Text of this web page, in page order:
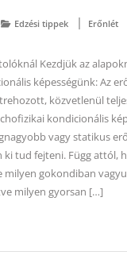
Edzési tippek Erőnlét
Kezdjük az
képességünk: Az
közvetlenül
kondicionális
vagy statikus
ki tud fejteni. Függ attól,
milyen gokondiban
milyen gyorsan […]